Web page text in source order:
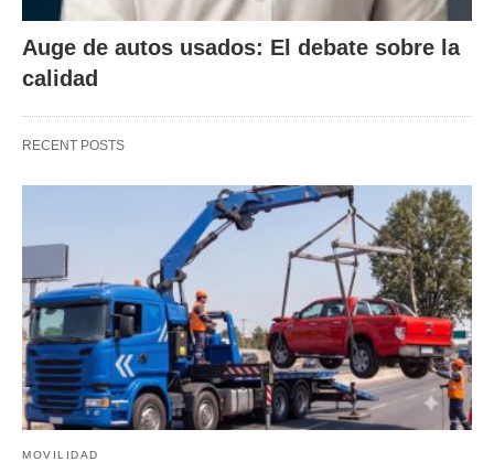
Auge de autos usados: El debate sobre la
calidad
RECENT POSTS
MOVILIDAD